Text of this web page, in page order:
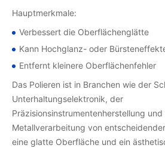
Hauptmerkmale:
Verbessert die Oberflächenglätte
Kann Hochglanz- oder
Entfernt kleinere Oberflächenfehler
Das Polieren ist in Branchen wie der
Unterhaltungselektronik, der
Präzisionsinstrumentenherstellung
Metallverarbeitung von
eine glatte Oberfläche und ein